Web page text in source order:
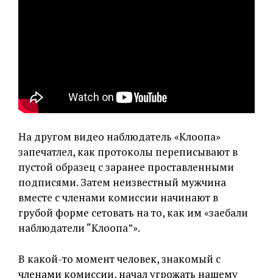
На другом видео наблюдатель «Клоопа»
запечатлел, как протоколы переписывают в
пустой образец с заранее проставленными
подписями. Затем неизвестный мужчина
вместе с членами комиссии начинают в
грубой форме сетовать на то, как им «заебали
наблюдатели “Клоопа”».
В какой-то момент человек, знакомый с
членами комиссии, начал угрожать нашему